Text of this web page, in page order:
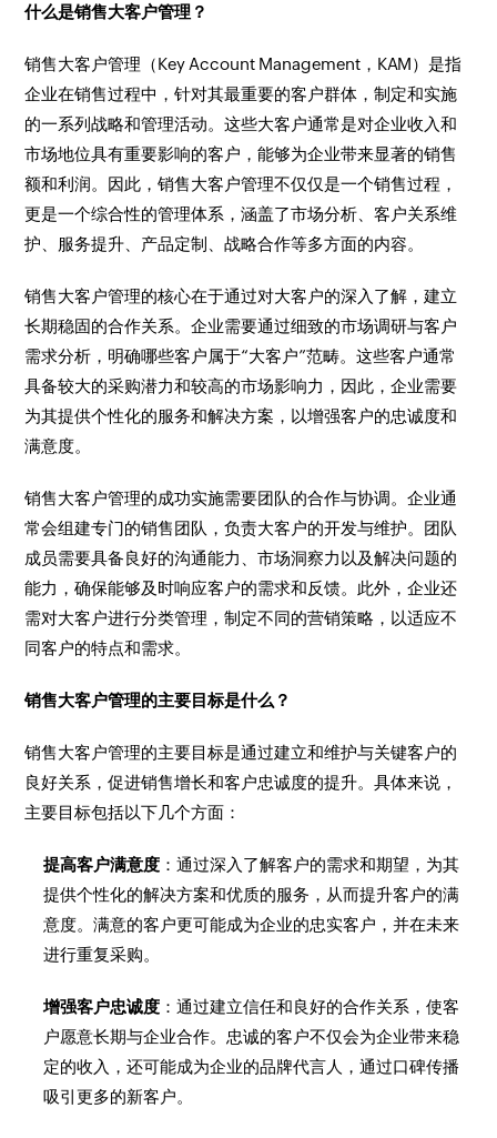
什么是销售大客户管理？
销售大客户管理（Key Account Management，KAM）是指
企业在销售过程中，针对其最重要的客户群体，制定和实施
的一系列战略和管理活动。这些大客户通常是对企业收入和
市场地位具有重要影响的客户，能够为企业带来显著的销售
额和利润。因此，销售大客户管理不仅仅是一个销售过程，
更是一个综合性的管理体系，涵盖了市场分析、客户关系维
护、服务提升、产品定制、战略合作等多方面的内容。
销售大客户管理的核心在于通过对大客户的深入了解，建立
长期稳固的合作关系。企业需要通过细致的市场调研与客户
需求分析，明确哪些客户属于“大客户”范畴。这些客户通常
具备较大的采购潜力和较高的市场影响力，因此，企业需要
为其提供个性化的服务和解决方案，以增强客户的忠诚度和
满意度。
销售大客户管理的成功实施需要团队的合作与协调。企业通
常会组建专门的销售团队，负责大客户的开发与维护。团队
成员需要具备良好的沟通能力、市场洞察力以及解决问题的
能力，确保能够及时响应客户的需求和反馈。此外，企业还
需对大客户进行分类管理，制定不同的营销策略，以适应不
同客户的特点和需求。
销售大客户管理的主要目标是什么？
销售大客户管理的主要目标是通过建立和维护与关键客户的
良好关系，促进销售增长和客户忠诚度的提升。具体来说，
主要目标包括以下几个方面：
提高客户满意度 ：通过深入了解客户的需求和期望，为其
提供个性化的解决方案和优质的服务，从而提升客户的满
意度。满意的客户更可能成为企业的忠实客户，并在未来
进行重复采购。
增强客户忠诚度 ：通过建立信任和良好的合作关系，使客
户愿意长期与企业合作。忠诚的客户不仅会为企业带来稳
定的收入，还可能成为企业的品牌代言人，通过口碑传播
吸引更多的新客户。